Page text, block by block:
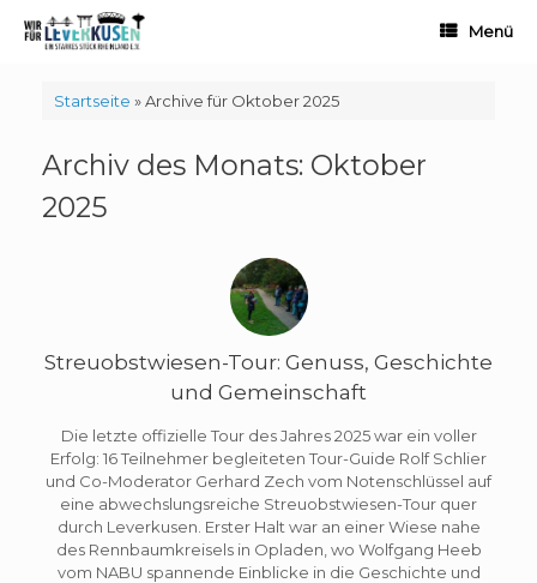
Inhalt
springen
Menü
Startseite »Archive für Oktober 2025
Archiv des Monats: Oktober
2025
Streuobstwiesen-Tour: Genuss, Geschichte
und Gemeinschaft
Die letzte offizielle Tour des Jahres 2025 war ein voller
Erfolg: 16 Teilnehmer begleiteten Tour-Guide Rolf Schlier
und Co-Moderator Gerhard Zech vom Notenschlüssel auf
eine abwechslungsreiche Streuobstwiesen-Tour quer
durch Leverkusen. Erster Halt war an einer Wiese nahe
des Rennbaumkreisels in Opladen, wo Wolfgang Heeb
vom NABU spannende Einblicke in die Geschichte und